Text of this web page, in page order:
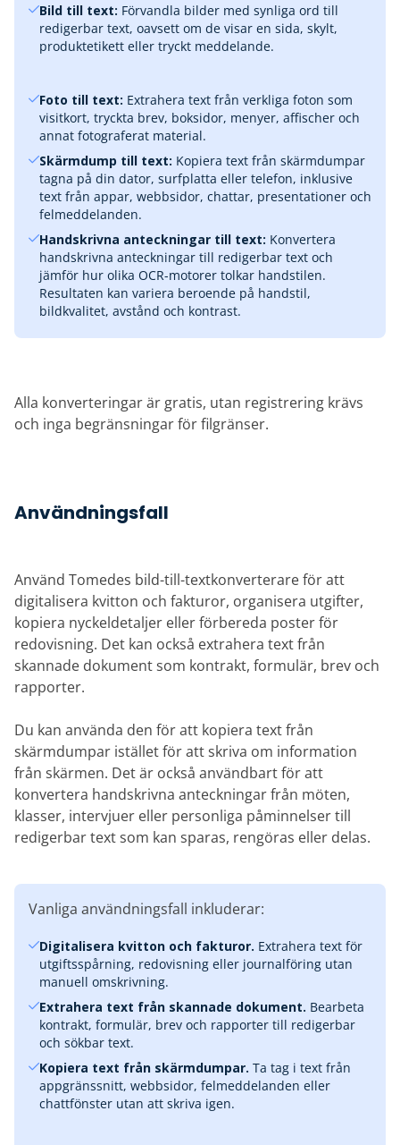
Bild till text: Förvandla bilder med synliga ord till
redigerbar text, oavsett om de visar en sida, skylt,
produktetikett eller tryckt meddelande.
Foto till text: Extrahera text från verkliga foton som
visitkort, tryckta brev, boksidor, menyer, affischer och
annat fotograferat material.
Skärmdump till text: Kopiera text från skärmdumpar
tagna på din dator, surfplatta eller telefon, inklusive
text från appar, webbsidor, chattar, presentationer och
felmeddelanden.
Handskrivna anteckningar till text: Konvertera
handskrivna anteckningar till redigerbar text och
jämför hur olika OCR-motorer tolkar handstilen.
Resultaten kan variera beroende på handstil,
bildkvalitet, avstånd och kontrast.
Alla konverteringar är gratis, utan registrering krävs
och inga begränsningar för filgränser.
Användningsfall
Använd Tomedes bild-till-textkonverterare för att
digitalisera kvitton och fakturor, organisera utgifter,
kopiera nyckeldetaljer eller förbereda poster för
redovisning. Det kan också extrahera text från
skannade dokument som kontrakt, formulär, brev och
rapporter.
Du kan använda den för att kopiera text från
skärmdumpar istället för att skriva om information
från skärmen. Det är också användbart för att
konvertera handskrivna anteckningar från möten,
klasser, intervjuer eller personliga påminnelser till
redigerbar text som kan sparas, rengöras eller delas.
Vanliga användningsfall inkluderar:
Digitalisera kvitton och fakturor. Extrahera text för
utgiftsspårning, redovisning eller journalföring utan
manuell omskrivning.
Extrahera text från skannade dokument. Bearbeta
kontrakt, formulär, brev och rapporter till redigerbar
och sökbar text.
Kopiera text från skärmdumpar. Ta tag i text från
appgränssnitt, webbsidor, felmeddelanden eller
chattfönster utan att skriva igen.